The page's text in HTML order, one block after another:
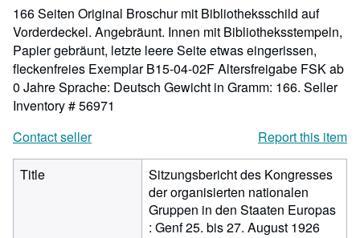
166 Seiten Original Broschur mit Bibliotheksschild auf
Vorderdeckel. Angebräunt. Innen mit Bibliotheksstempeln,
Papier gebräunt, letzte leere Seite etwas eingerissen,
fleckenfreies Exemplar B15-04-02F Altersfreigabe FSK ab
0 Jahre Sprache: Deutsch Gewicht in Gramm: 166. Seller
Inventory # 56971
Contact seller
Report this item
Title
Sitzungsbericht des Kongresses
der organisierten nationalen
Gruppen in den Staaten Europas
: Genf 25. bis 27. August 1926